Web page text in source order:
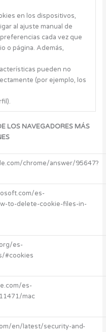
en los dispositivos,
al ajuste manual de
cada vez que
o página. Además,
pueden no
(por ejemplo, los
LOS NAVEGADORES MÁS
chrome/answer/95647?
es-
to-delete-cookie-files-in-
es-
#cookies
es-
mac
en/latest/security-and-